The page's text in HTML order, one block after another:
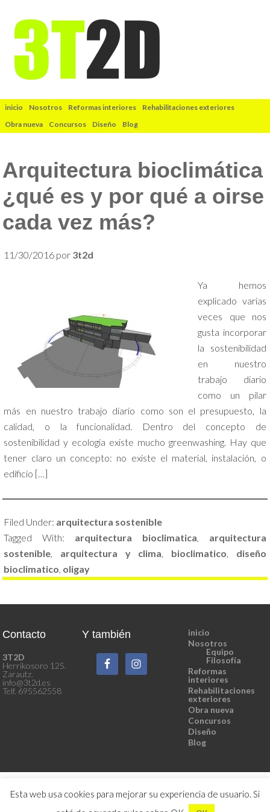
inicio Nosotros Reformas interiores
Rehabilitaciones exteriores
Obra nueva
Concursos Diseño Blog
Arquitectura bioclimática
¿qué es y por qué a oirse
cada vez más?
11/30/2016 por 3t2d
Ya hemos
explicado varias
veces que nos
gusta incorporar
la sostenibilidad
en nuestro
trabajo diario
como un pilar
más en nuestro trabajo diario como son el presupuesto, la
calidad, o la funcionalidad. Dentro del concepto de
sostenibilidad y ecología existe mucho greenwashing. Hay que
tener claro un concepto: no existe el material, instalación, o
edificio […]
Filed Under: arquitectura sostenible
Tagged With: arquitectura bioclimatica, arquitectura
sostenible, arquitectura y clima, bioclimatico, diseño
bioclimatico, oligay
Contacto
3T2D
Herrikosoro 125.
Zarautz.
info@3t2d.es
Telf. 695562558
Y también
inicio
Nosotros
Equipo
Filosofía
Reformas
interiores
Rehabilitaciones
exteriores
Obra nueva
Concursos
Diseño
Blog
© 2015.3T2D. La arquitectura al servicio del cliente
Esta web usa cookies para mejorar su experiencia de usuario. Si